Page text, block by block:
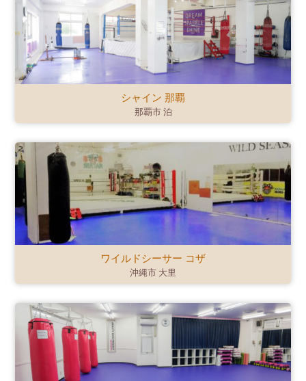
シャイン 那覇
那覇市 泊
ワイルドシーサー コザ
沖縄市 大里